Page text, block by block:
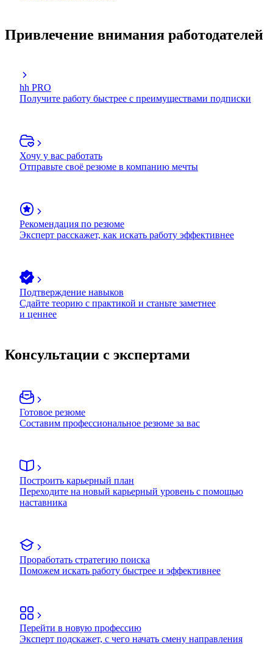
Привлечение внимания работодателей
hh PRO
Получите работу быстрее с преимуществами подписки
Хочу у вас работать
Отправьте своё резюме в компанию мечты
Рекомендация по резюме
Эксперт расскажет, как искать работу эффективнее
Подтверждение навыков
Сдайте теорию с практикой и станьте заметнее
и ценнее
Консультации с экспертами
Готовое резюме
Составим профессиональное резюме за вас
Построить карьерный план
Переходите на новый карьерный уровень с помощью
наставника
Проработать стратегию поиска
Поможем искать работу быстрее и эффективнее
Перейти в новую профессию
Эксперт подскажет, с чего начать смену направления